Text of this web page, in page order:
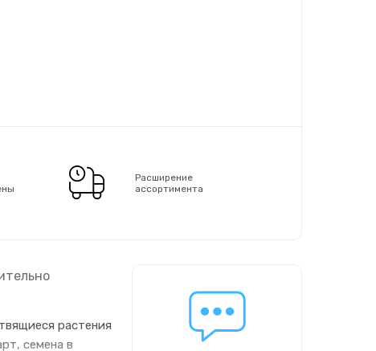
Расширение
ассортимента
растения
семена в